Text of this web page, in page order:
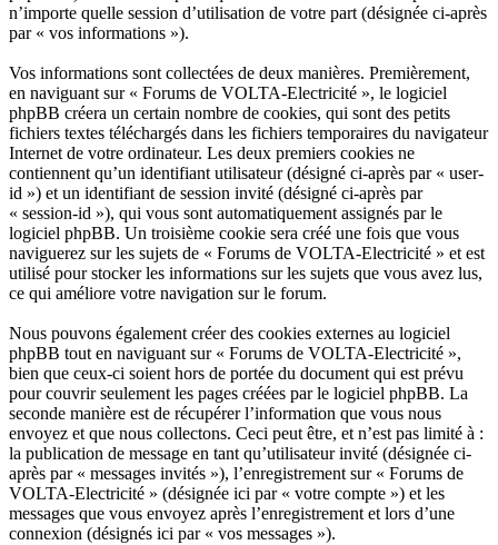
n’importe quelle session d’utilisation de votre part (désignée ci-après
par « vos informations »).
Vos informations sont collectées de deux manières. Premièrement,
en naviguant sur « Forums de VOLTA-Electricité », le logiciel
phpBB créera un certain nombre de cookies, qui sont des petits
fichiers textes téléchargés dans les fichiers temporaires du navigateur
Internet de votre ordinateur. Les deux premiers cookies ne
contiennent qu’un identifiant utilisateur (désigné ci-après par « user-
id ») et un identifiant de session invité (désigné ci-après par
« session-id »), qui vous sont automatiquement assignés par le
logiciel phpBB. Un troisième cookie sera créé une fois que vous
naviguerez sur les sujets de « Forums de VOLTA-Electricité » et est
utilisé pour stocker les informations sur les sujets que vous avez lus,
ce qui améliore votre navigation sur le forum.
Nous pouvons également créer des cookies externes au logiciel
phpBB tout en naviguant sur « Forums de VOLTA-Electricité »,
bien que ceux-ci soient hors de portée du document qui est prévu
pour couvrir seulement les pages créées par le logiciel phpBB. La
seconde manière est de récupérer l’information que vous nous
envoyez et que nous collectons. Ceci peut être, et n’est pas limité à :
la publication de message en tant qu’utilisateur invité (désignée ci-
après par « messages invités »), l’enregistrement sur « Forums de
VOLTA-Electricité » (désignée ici par « votre compte ») et les
messages que vous envoyez après l’enregistrement et lors d’une
connexion (désignés ici par « vos messages »).